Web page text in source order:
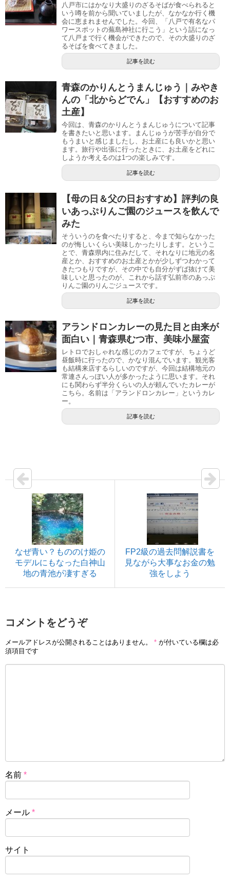
八戸市にはかなり大盛りのざるそばが食べられると
いう噂を前から聞いていましたが、なかなか行く機
会に恵まれませんでした。今回、「八戸で有名なパ
ワースポットの蕪島神社に行こう」という話になっ
て八戸まで行く機会ができたので、その大盛りのざ
るそばを食べてきました。
記事を読む
青森のかりんとうまんじゅう｜みやき
んの「北からどでん」【おすすめのお
土産】
今回は、青森のかりんとうまんじゅうについて記事
を書きたいと思います。まんじゅうが苦手が自分で
もうまいと感じましたし、お土産にも良いかと思い
ます。旅行や出張に行ったときに、お土産をどれに
しようか考えるのは1つの楽しみです。
記事を読む
【母の日＆父の日おすすめ】評判の良
いあっぷりんご園のジュースを飲んで
みた
そういうのを食べたりすると、今まで知らなかった
のが悔しいくらい美味しかったりします。というこ
とで、青森県内に住みだして、それなりに地元の名
産とか、おすすめのお土産とかが少しずつわかって
きたつもりですが、その中でも自分がずば抜けて美
味しいと思ったのが、これから話す弘前市のあっぷ
りんご園のりんごジュースです。
記事を読む
アランドロンカレーの見た目と由来が
面白い｜青森県むつ市、美味小屋蛮
レトロでおしゃれな感じのカフェですが、ちょうど
昼飯時に行ったので、かなり混んでいます。観光客
も結構来店するらしいのですが、今回は結構地元の
常連さんっぽい人が多かったように思います。それ
にも関わらず半分くらいの人が頼んでいたカレーが
こちら。名前は「アランドロンカレー」というカレ
ー。
記事を読む
なぜ青い？もののけ姫の
モデルにもなった白神山
地の青池が凄すぎる
FP2級の過去問解説書を
見ながら大事なお金の勉
強をしよう
コメントをどうぞ
メールアドレスが公開されることはありません。 * が付いている欄は必
須項目です
名前 *
メール *
サイト